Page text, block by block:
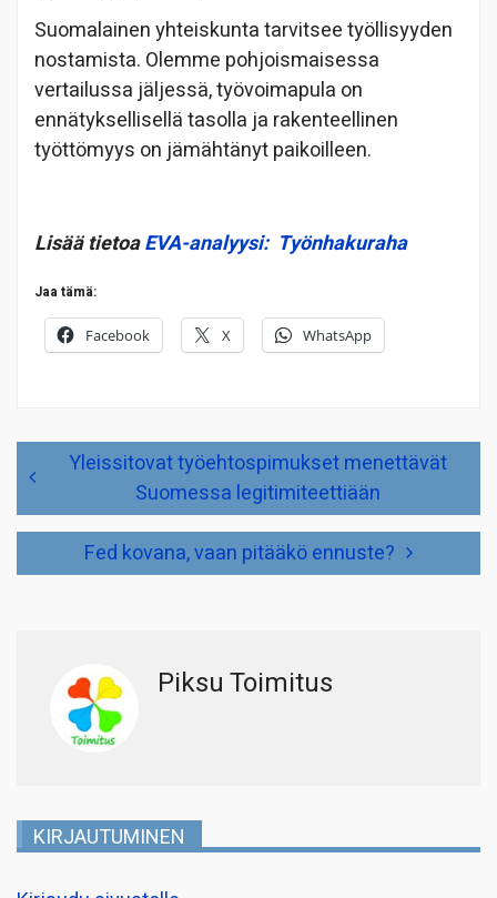
Suomalainen yhteiskunta tarvitsee työllisyyden
nostamista. Olemme pohjoismaisessa
vertailussa jäljessä, työvoimapula on
ennätyksellisellä tasolla ja rakenteellinen
työttömyys on jämähtänyt paikoilleen.
Lisää tietoaEVA-analyysi: Työnhakuraha
Jaa tämä:
Facebook X WhatsApp
Artikkelien
selaus
Yleissitovat työehtospimukset menettävät
Suomessa legitimiteettiään
Fed kovana, vaan pitääkö ennuste?
Piksu Toimitus
KIRJAUTUMINEN